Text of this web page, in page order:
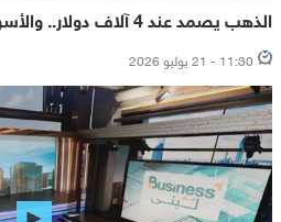
الذهب يصمد عند 4 آلاف دولار.. والأسواق تترقب
11:30 - 21 يوليو 2026